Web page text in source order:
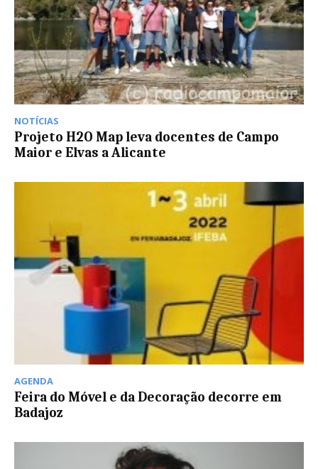
NOTÍCIAS
Projeto H2O Map leva docentes de Campo
Maior e Elvas a Alicante
AGENDA
Feira do Móvel e da Decoração decorre em
Badajoz